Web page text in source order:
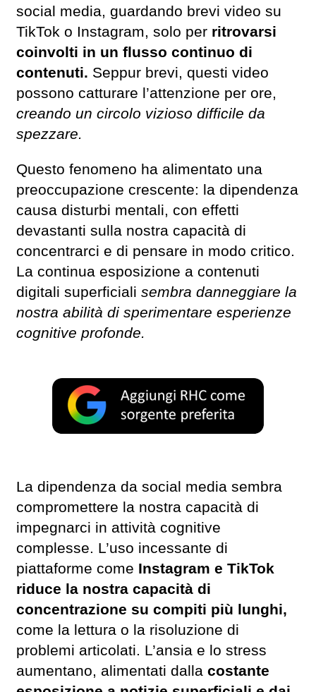
social media, guardando brevi video su
TikTok o Instagram, solo per ritrovarsi
coinvolti in un flusso continuo di
contenuti. Seppur brevi, questi video
possono catturare l’attenzione per ore,
creando un circolo vizioso difficile da
spezzare.
Questo fenomeno ha alimentato una
preoccupazione crescente: la dipendenza
causa disturbi mentali, con effetti
devastanti sulla nostra capacità di
concentrarci e di pensare in modo critico.
La continua esposizione a contenuti
digitali superficiali sembra danneggiare la
nostra abilità di sperimentare esperienze
cognitive profonde.
La dipendenza da social media sembra
compromettere la nostra capacità di
impegnarci in attività cognitive
complesse. L’uso incessante di
piattaforme come Instagram e TikTok
riduce la nostra capacità di
concentrazione su compiti più lunghi,
come la lettura o la risoluzione di
problemi articolati. L’ansia e lo stress
aumentano, alimentati dalla costante